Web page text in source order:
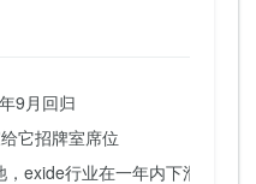
9月回归
它招牌室席位
exide行业在一年内下滑超过